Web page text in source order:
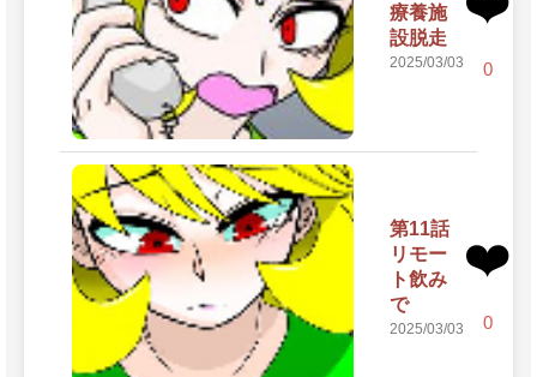
療養施
設脱走
2025/03/03 0
第11話
リモー
ト飲み
で
2025/03/03
❤️
0